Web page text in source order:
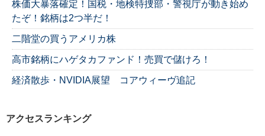
株価大暴落確定！国税・地検特捜部・警視庁が動き始め
たぞ！銘柄は2つ半だ！
二階堂の買うアメリカ株
高市銘柄にハゲタカファンド！売買で儲けろ！
経済散歩・NVIDIA展望 コアウィーヴ追記
アクセスランキング